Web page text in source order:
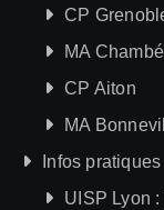
CP
MA
CP Aiton
MA
Infos pratiques
UISP Lyon